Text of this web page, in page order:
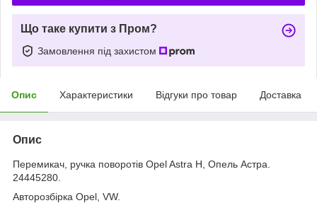
Що таке купити з Пром?
Замовлення під захистом
Опис Характеристики Відгуки про товар Доставка
Опис
Перемикач, ручка поворотів Opel Astra H, Опель Астра.
24445280.
Авторозбірка Opel, VW.